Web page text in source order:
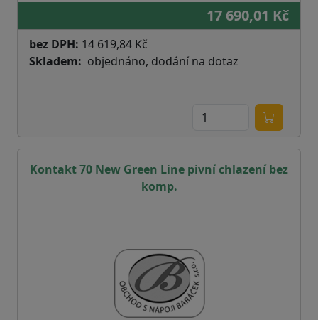
17 690,01 Kč
bez DPH: 14 619,84 Kč
Skladem
objednáno, dodání na dotaz
Kontakt 70 New Green Line pivní chlazení bez
komp.